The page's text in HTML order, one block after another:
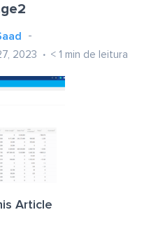
2023 < 1 min de leitura
Article